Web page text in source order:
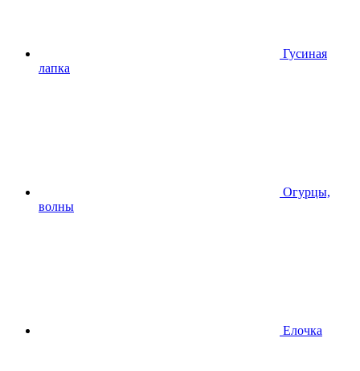
Гусиная
лапка
Огурцы,
волны
Елочка